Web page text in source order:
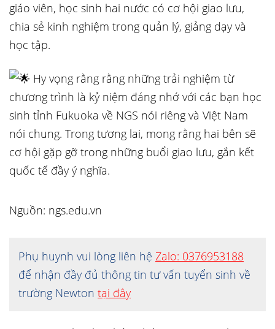
giáo viên, học sinh hai nước có cơ hội giao lưu,
chia sẻ kinh nghiệm trong quản lý, giảng dạy và
học tập.
Hy vọng rằng rằng những trải nghiệm từ
chương trình là kỷ niệm đáng nhớ với các bạn học
sinh tỉnh Fukuoka về NGS nói riêng và Việt Nam
nói chung. Trong tương lai, mong rằng hai bên sẽ
cơ hội gặp gỡ trong những buổi giao lưu, gắn kết
quốc tế đầy ý nghĩa.
Nguồn: ngs.edu.vn
Phụ huynh vui lòng liên hệ Zalo: 0376953188
để nhận đầy đủ thông tin tư vấn tuyển sinh về
trường Newton tại đây